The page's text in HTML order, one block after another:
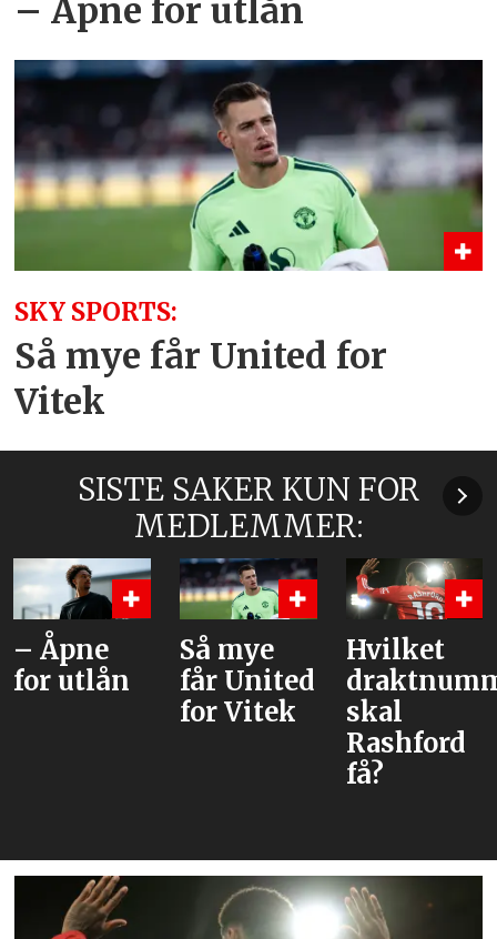
– Åpne for utlån
SKY SPORTS:
Så mye får United for
Vitek
SISTE SAKER KUN FOR
MEDLEMMER:
Så mye
får United
for Vitek
Hvilket
draktnummer
skal
Rashford
–
tror